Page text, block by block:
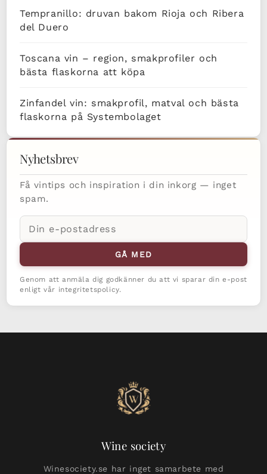
Tempranillo: druvan bakom Rioja och Ribera
del Duero
Toscana vin – region, smakprofiler och
bästa flaskorna att köpa
Zinfandel vin: smakprofil, matval och bästa
flaskorna på Systembolaget
Nyhetsbrev
Få vintips och inspiration i din inkorg — inget
spam.
E-
postadress
GÅ MED
Genom att anmäla dig godkänner du att vi sparar din e-post
enligt vår integritetspolicy.
Wine society
Winesociety.se har inget samarbete med